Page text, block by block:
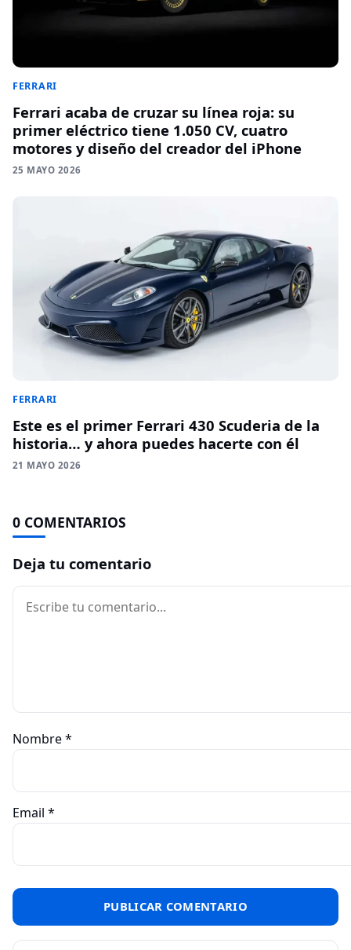
FERRARI
Ferrari acaba de cruzar su línea roja: su
primer eléctrico tiene 1.050 CV, cuatro
motores y diseño del creador del iPhone
25 MAYO 2026
FERRARI
Este es el primer Ferrari 430 Scuderia de la
historia… y ahora puedes hacerte con él
21 MAYO 2026
0 COMENTARIOS
Deja tu comentario
Comentario
Nombre*
Email *